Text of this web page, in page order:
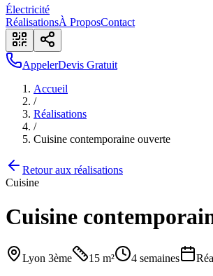
Électricité
RéalisationsÀ ProposContact
AppelerDevis Gratuit
Accueil
/
Réalisations
/
Cuisine contemporaine ouverte
Retour aux réalisations
Cuisine
Cuisine
Lyon 3ème 15 m² 4 semaines